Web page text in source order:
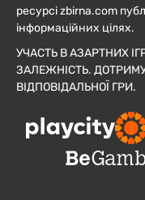
ресурсі zbirna.com
інформаційних цілях.
УЧАСТЬ В АЗАРТНИХ
ЗАЛЕЖНІСТЬ.
ВІДПОВІДАЛЬНОЇ ГРИ.